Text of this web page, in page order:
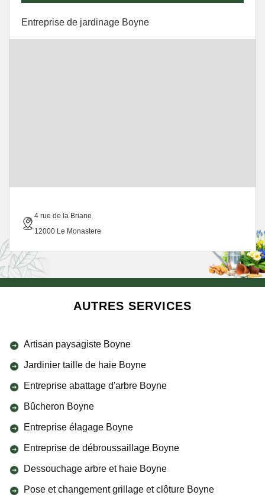
Entreprise de jardinage Boyne
4 rue de la Briane
12000 Le Monastere
AUTRES SERVICES
Artisan paysagiste Boyne
Jardinier taille de haie Boyne
Entreprise abattage d'arbre Boyne
Bûcheron Boyne
Entreprise élagage Boyne
Entreprise de débroussaillage Boyne
Dessouchage arbre et haie Boyne
Pose et changement grillage et clôture Boyne